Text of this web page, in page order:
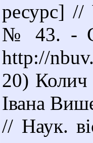
ресурс] //
№ 43. -
http://
20) Колич
Івана
// Наук.